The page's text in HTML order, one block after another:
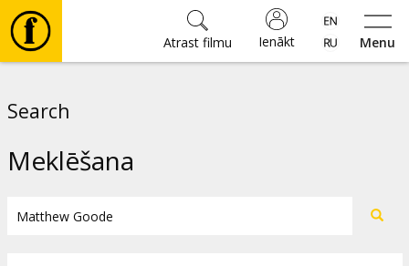
Menu
Ienākt
Atrast filmu
Search
Meklēšana